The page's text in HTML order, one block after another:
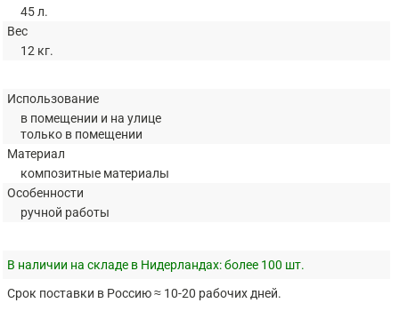
45 л.
Вес
12 кг.
Использование
в помещении и на улице
только в помещении
Материал
композитные материалы
Особенности
ручной работы
В наличии на складе в Нидерландах:более 100 шт.
Срок поставки в Россию ≈ 10-20 рабочих дней.